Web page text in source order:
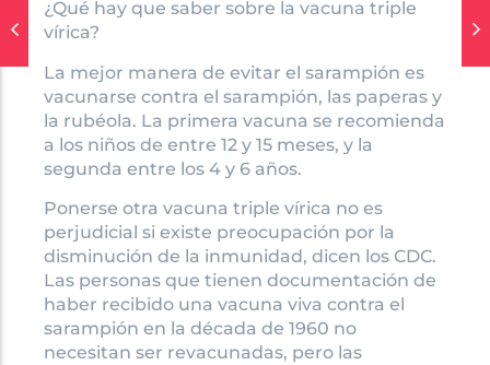
¿Qué hay que saber sobre la vacuna triple
vírica?
La mejor manera de evitar el sarampión es
vacunarse contra el sarampión, las paperas y
la rubéola. La primera vacuna se recomienda
a los niños de entre 12 y 15 meses, y la
segunda entre los 4 y 6 años.
Ponerse otra vacuna triple vírica no es
perjudicial si existe preocupación por la
disminución de la inmunidad, dicen los CDC.
Las personas que tienen documentación de
haber recibido una vacuna viva contra el
sarampión en la década de 1960 no
necesitan ser revacunadas, pero las